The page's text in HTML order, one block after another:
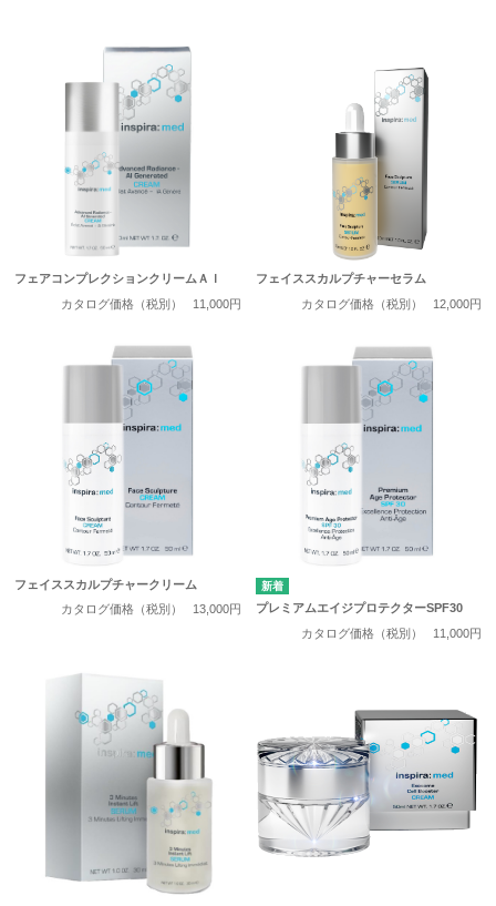
フェアコンプレクションクリームＡＩ
カタログ価格（税別）
11,000円
フェイススカルプチャーセラム
カタログ価格（税別）
12,000円
フェイススカルプチャークリーム
カタログ価格（税別）
13,000円
プレミアムエイジプロテクターSPF30
カタログ価格（税別）
11,000円